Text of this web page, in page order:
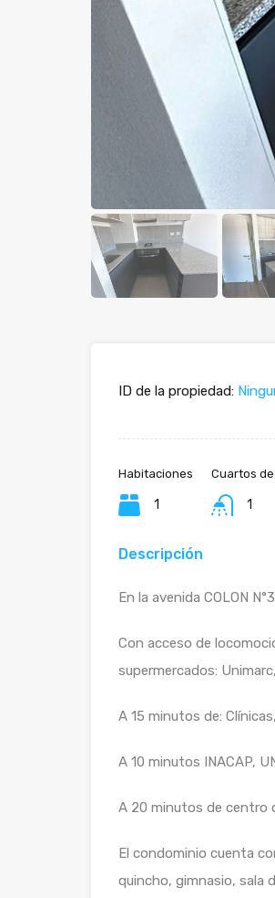
ID de la propiedad:
Habitaciones
1
Cuartos
1
Descripción
En la avenida COLON
Con acceso de
supermercados:
A 15 minutos de:
A 10 minutos INACAP,
A 20 minutos de centro
El condominio cuenta
quincho, gimnasio, sala